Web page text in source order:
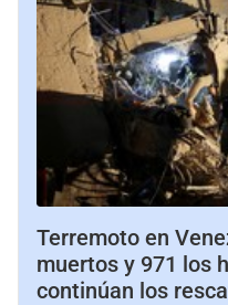
Terremoto en
muertos y 971 los
continúan los